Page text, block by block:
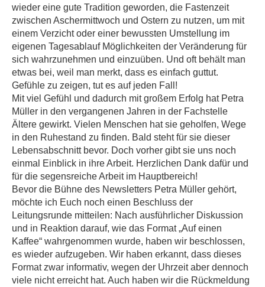
wieder eine gute Tradition geworden, die Fastenzeit
zwischen Aschermittwoch und Ostern zu nutzen, um mit
einem Verzicht oder einer bewussten Umstellung im
eigenen Tagesablauf Möglichkeiten der Veränderung für
sich wahrzunehmen und einzuüben. Und oft behält man
etwas bei, weil man merkt, dass es einfach guttut.
Gefühle zu zeigen, tut es auf jeden Fall!
Mit viel Gefühl und dadurch mit großem Erfolg hat Petra
Müller in den vergangenen Jahren in der Fachstelle
Ältere gewirkt. Vielen Menschen hat sie geholfen, Wege
in den Ruhestand zu finden. Bald steht für sie dieser
Lebensabschnitt bevor. Doch vorher gibt sie uns noch
einmal Einblick in ihre Arbeit. Herzlichen Dank dafür und
für die segensreiche Arbeit im Hauptbereich!
Bevor die Bühne des Newsletters Petra Müller gehört,
möchte ich Euch noch einen Beschluss der
Leitungsrunde mitteilen: Nach ausführlicher Diskussion
und in Reaktion darauf, wie das Format „Auf einen
Kaffee“ wahrgenommen wurde, haben wir beschlossen,
es wieder aufzugeben. Wir haben erkannt, dass dieses
Format zwar informativ, wegen der Uhrzeit aber dennoch
viele nicht erreicht hat. Auch haben wir die Rückmeldung